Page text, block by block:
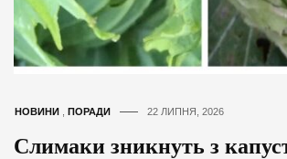
НОВИНИ ПОРАДИ 22 ЛИПНЯ, 2026
Слимаки зникнуть з